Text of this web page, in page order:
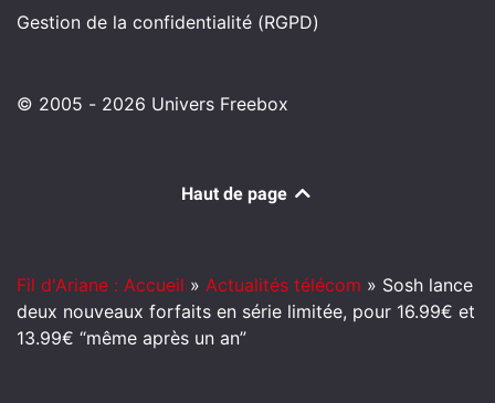
Gestion de la confidentialité (RGPD)
© 2005 - 2026 Univers Freebox
Haut de page
Fil d'Ariane : Accueil » Actualités télécom » Sosh lance
deux nouveaux forfaits en série limitée, pour 16.99€ et
13.99€ “même après un an”